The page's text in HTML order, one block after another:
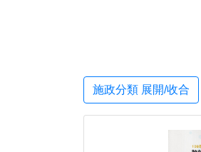
施政分類 展開/收合